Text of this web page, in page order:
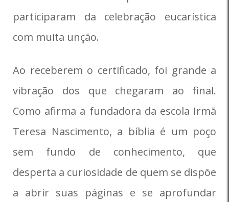
participaram da celebração eucarística
com muita unção.
Ao receberem o certificado, foi grande a
vibração dos que chegaram ao final.
Como afirma a fundadora da escola Irmã
Teresa Nascimento, a bíblia é um poço
sem fundo de conhecimento, que
desperta a curiosidade de quem se dispõe
a abrir suas páginas e se aprofundar